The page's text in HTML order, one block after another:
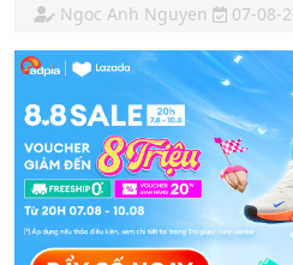
Ngoc Anh Nguyen 07-08-